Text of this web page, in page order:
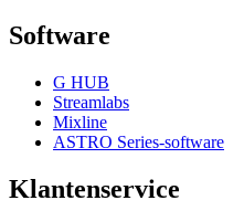
Software
G HUB
Streamlabs
Mixline
ASTRO Series-software
Klantenservice